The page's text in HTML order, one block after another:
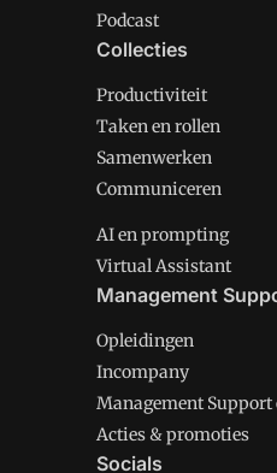
Podcast
Collecties
Productiviteit
Taken en rollen
Samenwerken
Communiceren
AI en prompting
Virtual Assistant
Management
Opleidingen
Incompany
Management Support
Acties & promoties
Socials